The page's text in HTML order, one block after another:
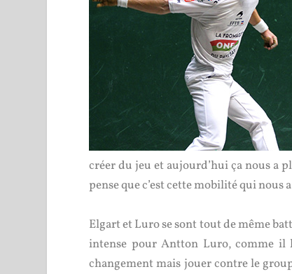
créer du jeu et aujourd’hui ça nous a
pense que c’est cette mobilité qui nous
Elgart et Luro se sont tout de même
intense pour Antton Luro, comme il
changement mais jouer contre le